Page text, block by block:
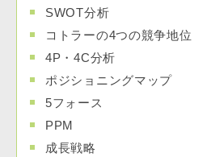
SWOT分析
コトラーの4つの競争地位
4P・4C分析
ポジショニングマップ
5フォース
PPM
成長戦略